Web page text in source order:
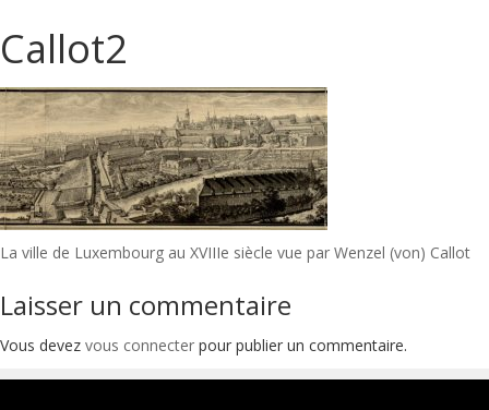
Callot2
Navigation
de
l’article
La ville de Luxembourg au XVIIIe siècle vue par Wenzel (von) Callot
Laisser un commentaire
Vous devez vous connecter pour publier un commentaire.